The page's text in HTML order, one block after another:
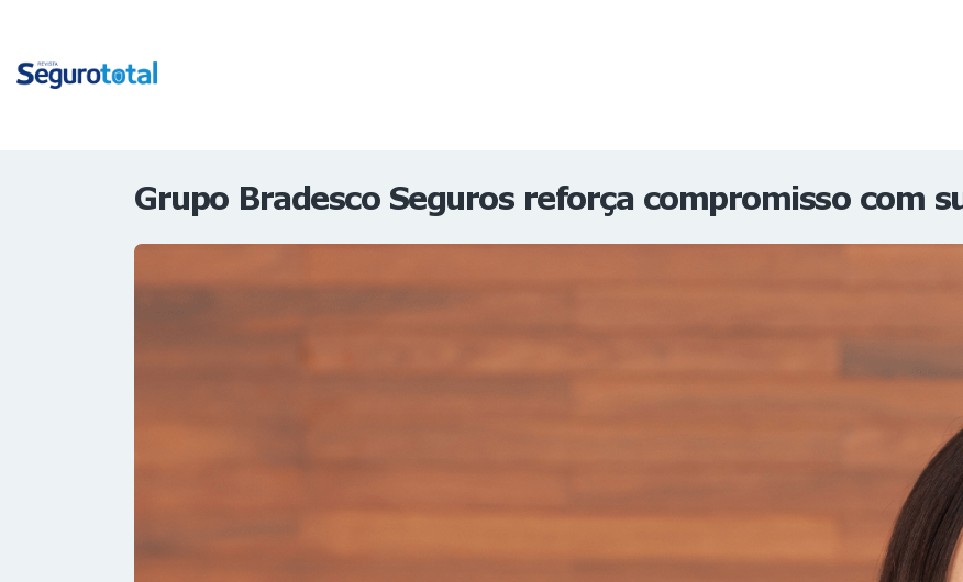
HOME
Grupo Bradesco Seguros reforça compromisso com